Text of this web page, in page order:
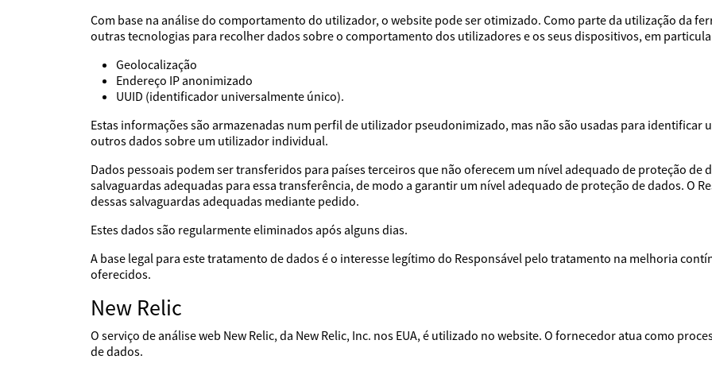
Com base na análise do comportamento do utilizador, o website pode ser otimizado. Como parte da utilização da
outras tecnologias para recolher dados sobre o comportamento dos utilizadores e os seus dispositivos, em
Geolocalização
Endereço IP anonimizado
UUID (identificador universalmente único).
Estas informações são armazenadas num perfil de utilizador pseudonimizado, mas não são usadas para
outros dados sobre um utilizador individual.
Dados pessoais podem ser transferidos para países terceiros que não oferecem um nível adequado de proteção de
salvaguardas adequadas para essa transferência, de modo a garantir um nível adequado de proteção de dados. O
dessas salvaguardas adequadas mediante pedido.
Estes dados são regularmente eliminados após alguns dias.
A base legal para este tratamento de dados é o interesse legítimo do Responsável pelo tratamento na melhoria
oferecidos.
New Relic
O serviço de análise web New Relic, da New Relic, Inc. nos EUA, é utilizado no website. O fornecedor atua como
de dados.